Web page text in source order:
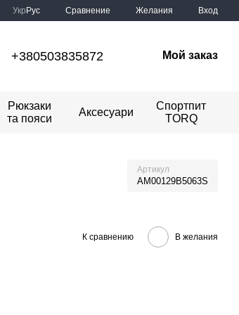
Укр Рус Сравнение Желания Вход
+380503835872 Мой заказ
Рюкзаки
та пояси
Аксесуари
Спортпит
TORQ
Артикул
AM00129B5063S
К сравнению В желания